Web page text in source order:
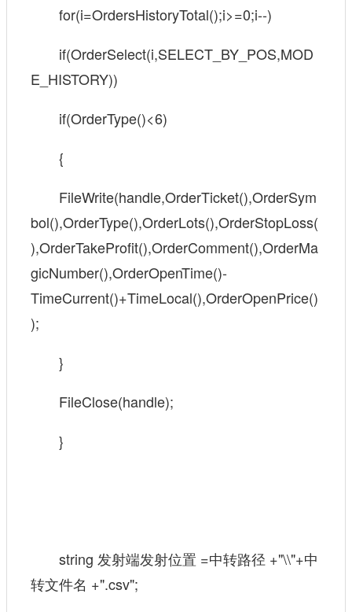
for(i=OrdersHistoryTotal();i>=0;i--)
if(OrderSelect(i,SELECT_BY_POS,MOD
E_HISTORY))
if(OrderType()<6)
{
FileWrite(handle,OrderTicket(),OrderSym
bol(),OrderType(),OrderLots(),OrderStopLoss(
),OrderTakeProfit(),OrderComment(),OrderMa
gicNumber(),OrderOpenTime()-
TimeCurrent()+TimeLocal(),OrderOpenPrice()
);
}
FileClose(handle);
}
string 发射端发射位置 =中转路径 +"\\"+中
转文件名 +".csv";